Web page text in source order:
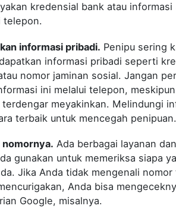
kredensial bank atau
telepon.
informasi pribadi. Penipu sering
informasi pribadi seperti
nomor jaminan sosial. Jangan
ini melalui telepon, meskipun
meyakinkan. Melindungi
terbaik untuk mencegah penipuan.
nomornya. Ada berbagai layanan
gunakan untuk memeriksa siapa
Jika Anda tidak mengenali
Anda bisa
Google, misalnya.